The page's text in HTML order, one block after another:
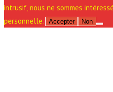
intrusif, nous ne sommes
personnelle.
Accepter Non